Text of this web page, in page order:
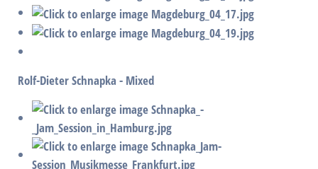
Rolf-Dieter Schnapka - Mixed